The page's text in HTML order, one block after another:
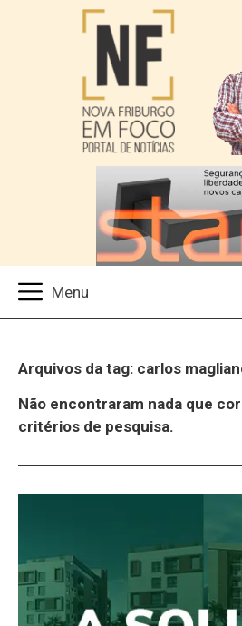
Arquivos da tag: carlos
Não encontraram nada que
critérios de pesquisa.